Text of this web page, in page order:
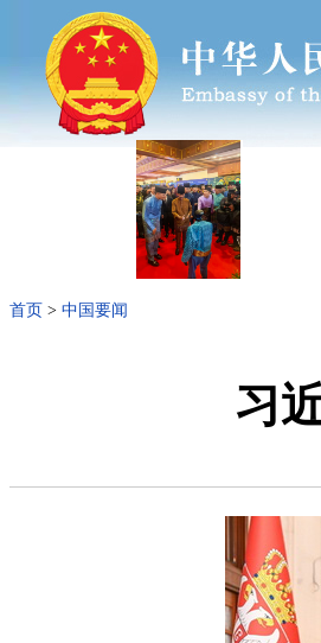
首页 > 中国要闻
习